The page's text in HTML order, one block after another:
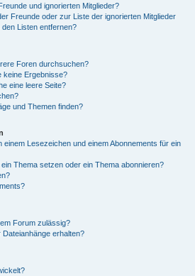
und ignorierten Mitglieder?
Freunde oder zur Liste der ignorierten Mitglieder
Listen entfernen?
Foren durchsuchen?
keine Ergebnisse?
eine leere Seite?
und Themen finden?
Lesezeichen und einem Abonnements für ein
Thema setzen oder ein Thema abonnieren?
Forum zulässig?
erhalten?